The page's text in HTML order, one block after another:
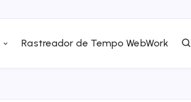
Rastreador de Tempo WebWork